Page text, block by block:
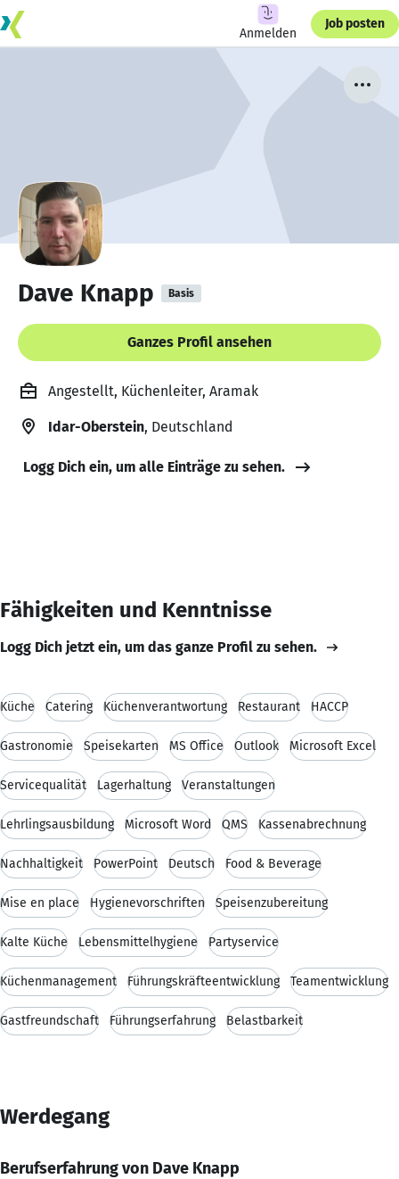
Anmelden
Job posten
Dave Knapp Basis
Ganzes Profil ansehen
Angestellt, Küchenleiter, Aramak
Idar-Oberstein, Deutschland
Logg Dich ein, um alle Einträge zu sehen.
Fähigkeiten und Kenntnisse
Logg Dich jetzt ein, um das ganze Profil zu sehen.
Küche Catering Küchenverantwortung Restaurant HACCP
Gastronomie Speisekarten MS Office Outlook Microsoft Excel
Servicequalität Lagerhaltung Veranstaltungen
Lehrlingsausbildung Microsoft Word QMS Kassenabrechnung
Nachhaltigkeit PowerPoint Deutsch Food & Beverage
Mise en place Hygienevorschriften Speisenzubereitung
Kalte Küche Lebensmittelhygiene Partyservice
Küchenmanagement Führungskräfteentwicklung Teamentwicklung
Gastfreundschaft Führungserfahrung Belastbarkeit
Werdegang
Berufserfahrung von Dave Knapp